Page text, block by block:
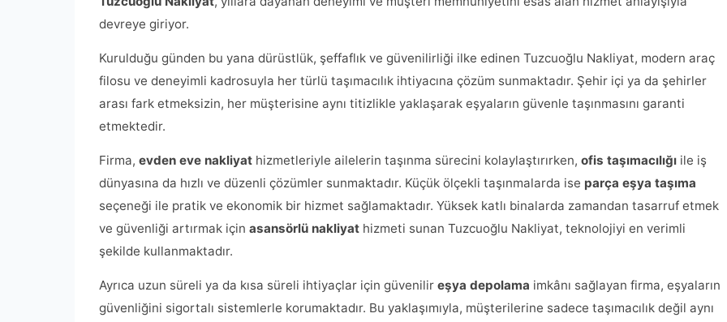
devreye giriyor.
Kurulduğu günden bu yana dürüstlük, şeffaflık ve güvenilirliği ilke edinen Tuzcuoğlu Nakliyat, modern araç
filosu ve deneyimli kadrosuyla her türlü taşımacılık ihtiyacına çözüm sunmaktadır. Şehir içi ya da şehirler
arası fark etmeksizin, her müşterisine aynı titizlikle yaklaşarak eşyaların güvenle taşınmasını garanti
etmektedir.
Firma, evden eve nakliyat hizmetleriyle ailelerin taşınma sürecini kolaylaştırırken, ofis taşımacılığı ile iş
dünyasına da hızlı ve düzenli çözümler sunmaktadır. Küçük ölçekli taşınmalarda ise parça eşya taşıma
seçeneği ile pratik ve ekonomik bir hizmet sağlamaktadır. Yüksek katlı binalarda zamandan tasarruf etmek
ve güvenliği artırmak için asansörlü nakliyat hizmeti sunan Tuzcuoğlu Nakliyat, teknolojiyi en verimli
şekilde kullanmaktadır.
Ayrıca uzun süreli ya da kısa süreli ihtiyaçlar için güvenilir eşya depolama imkânı sağlayan firma, eşyaların
güvenliğini sigortalı sistemlerle korumaktadır. Bu yaklaşımıyla, müşterilerine sadece taşımacılık değil aynı